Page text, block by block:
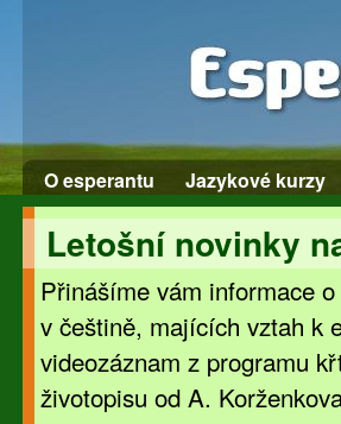
O esperantu
Jazykové kurzy
Letošní novinky
Přinášíme vám informace
v češtině, majících vztah k
videozáznam z programu
životopisu od A.